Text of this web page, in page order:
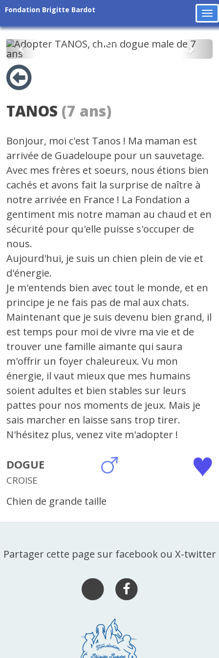
Fondation Brigitte Bardot
Précédent
TANOS (7 ans)
Bonjour, moi c'est Tanos ! Ma maman est
arrivée de Guadeloupe pour un sauvetage.
Avec mes frères et soeurs, nous étions bien
cachés et avons fait la surprise de naître à
notre arrivée en France ! La Fondation a
gentiment mis notre maman au chaud et en
sécurité pour qu'elle puisse s'occuper de
nous.
Aujourd'hui, je suis un chien plein de vie et
d'énergie.
Je m'entends bien avec tout le monde, et en
principe je ne fais pas de mal aux chats.
Maintenant que je suis devenu bien grand, il
est temps pour moi de vivre ma vie et de
trouver une famille aimante qui saura
m'offrir un foyer chaleureux. Vu mon
énergie, il vaut mieux que mes humains
soient adultes et bien stables sur leurs
pattes pour nos moments de jeux. Mais je
sais marcher en laisse sans trop tirer.
N'hésitez plus, venez vite m'adopter !
DOGUE
CROISE
Chien de grande taille
Partager cette page sur facebook ou X-twitter